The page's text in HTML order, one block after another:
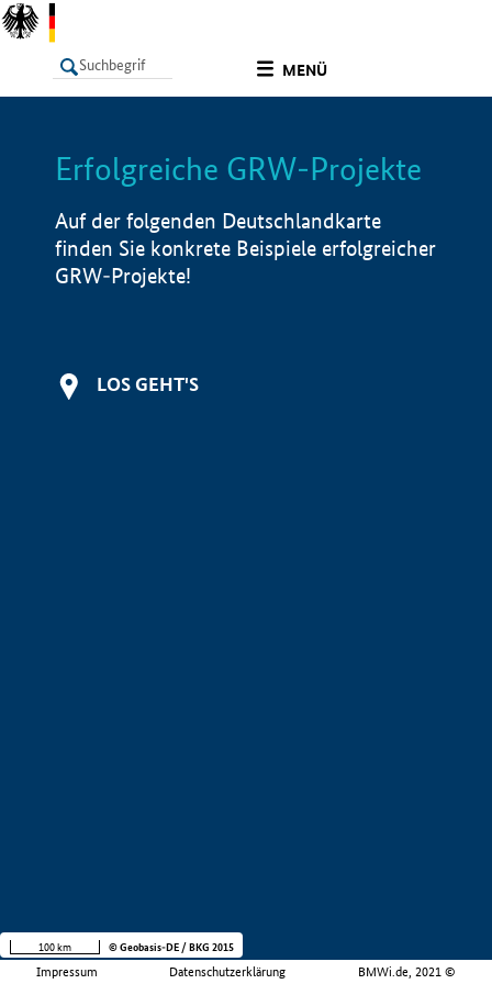
MENÜ
LISTE Info
Erfolgreiche GRW-Projekte
Auf der folgenden Deutschlandkarte
finden Sie konkrete Beispiele erfolgreicher
GRW-Projekte!
LOS GEHT'S
Impressum Datenschutzerklärung BMWi.de, 2021 ©
100 km © Geobasis-DE / BKG 2015